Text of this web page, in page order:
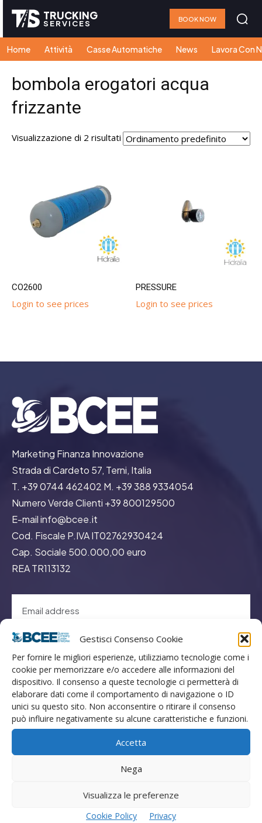
Gestisci Consenso Cookie
Per fornire le migliori esperienze, utilizziamo tecnologie come i
cookie per memorizzare e/o accedere alle informazioni del
dispositivo. Il consenso a queste tecnologie ci permetterà di
elaborare dati come il comportamento di navigazione o ID
unici su questo sito. Non acconsentire o ritirare il consenso
può influire negativamente su alcune caratteristiche e funzioni.
Accetta
Nega
Visualizza le preferenze
Cookie Policy Privacy
TRUCKING
SERVICES BOOK NOW
Home Attività Casse Automatiche News Lavora Con
bombola erogatori acqua
frizzante
Visualizzazione di 2 risultati
CO2600
Login to see prices
PRESSURE
Login to see prices
Marketing Finanza Innovazione
Strada di Cardeto 57, Terni, Italia
T. +39 0744 462402 M. +39 388 9334054
Numero Verde Clienti +39 800129500
E-mail info@bcee.it
Cod. Fiscale P.IVA IT02762930424
Cap. Sociale 500.000,00 euro
REA TR113132
Menù
Privacy
Iscrizione Newsletter